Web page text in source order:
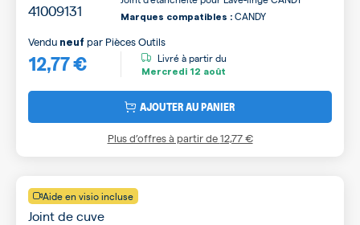
Marques compatibles : CANDY
12,77 €
Vendu neuf par Pièces Outils
Livré à partir du
Mercredi 12 août
AJOUTER AU PANIER
Plus d’offres à partir de12,77 €
Aide en visio incluse
Joint de cuve